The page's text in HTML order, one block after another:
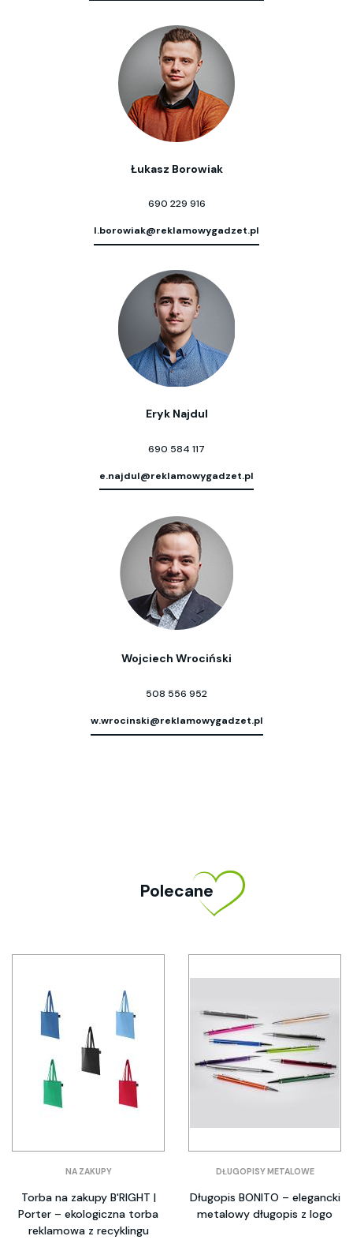
Łukasz Borowiak
690 229 916
l.borowiak@reklamowygadzet.pl
Eryk Najdul
690 584 117
e.najdul@reklamowygadzet.pl
Wojciech Wrociński
508 556 952
w.wrocinski@reklamowygadzet.pl
Polecane
NA ZAKUPY
Torba na zakupy B'RIGHT |
Porter – ekologiczna torba
reklamowa z recyklingu
DŁUGOPISY METALOWE
Długopis BONITO – elegancki
metalowy długopis z logo